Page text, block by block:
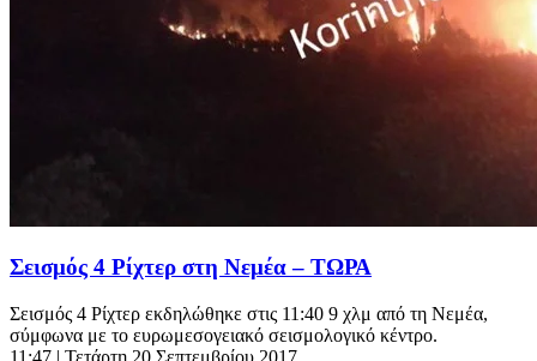
Σεισμός 4 Ρίχτερ στη Νεμέα – ΤΩΡΑ
Σεισμός 4 Ρίχτερ εκδηλώθηκε στις 11:40 9 χλμ από τη Νεμέα,
σύμφωνα με το ευρωμεσογειακό σεισμολογικό κέντρο.
11:47 | Τετάρτη 20 Σεπτεμβρίου 2017